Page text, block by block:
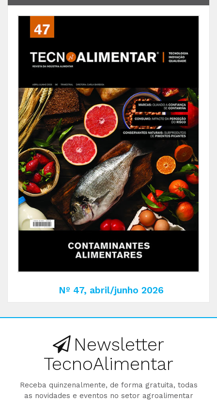
Nº 47, abril/junho 2026
Newsletter
TecnoAlimentar
Receba quinzenalmente, de forma gratuita, todas
as novidades e eventos no setor agroalimentar